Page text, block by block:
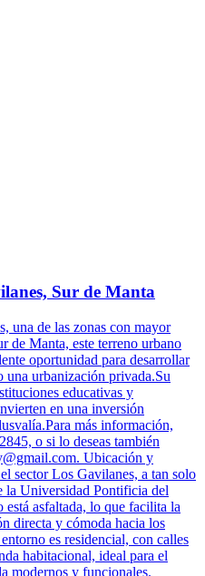
Sur de Manta
una de las zonas con mayor
de Manta, este terreno urbano
oportunidad para desarrollar
una urbanización privada.Su
educativas y
en una inversión
más información,
o si lo deseas también
Ubicación y
sector Los Gavilanes, a tan solo
la Universidad Pontificia del
asfaltada, lo que facilita la
directa y cómoda hacia los
es residencial, con calles
habitacional, ideal para el
modernos y funcionales.